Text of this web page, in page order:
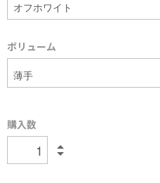
ボリューム
購入数